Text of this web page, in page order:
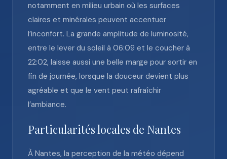
notamment en milieu urbain où les surfaces
claires et minérales peuvent accentuer
l’inconfort. La grande amplitude de luminosité,
entre le lever du soleil à 06:09 et le coucher à
22:02, laisse aussi une belle marge pour sortir en
fin de journée, lorsque la douceur devient plus
agréable et que le vent peut rafraîchir
l’ambiance.
Particularités locales de Nantes
À Nantes, la perception de la météo dépend